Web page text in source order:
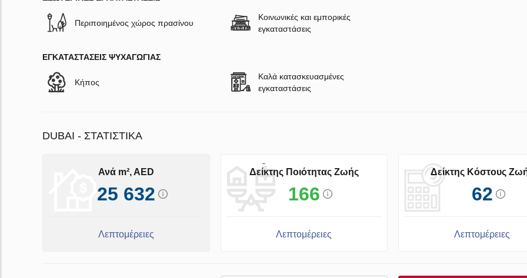
Περιποιημένος χώρος πρασίνου
Κοινωνικές και εμπορικές
εγκαταστάσεις
ΕΓΚΑΤΑΣΤΆΣΕΙΣ ΨΥΧΑΓΩΓΊΑΣ
Κήπος
Καλά κατασκευασμένες
εγκαταστάσεις
DUBAI - ΣΤΑΤΙΣΤΙΚΆ
Ανά m², AED
25 632
Λεπτομέρειες
Δείκτης Ποιότητας Ζωής
166
Λεπτομέρειες
Δείκτης Κόστους
62
Λεπτομέρειες